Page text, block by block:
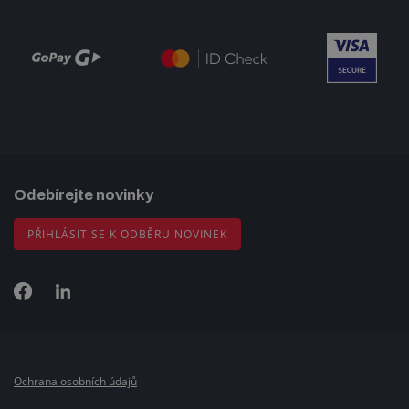
Odebírejte novinky
PŘIHLÁSIT SE K ODBĚRU NOVINEK
Ochrana osobních údajů